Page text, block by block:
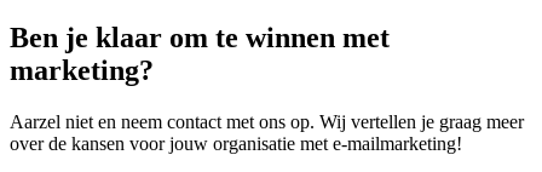
Ben je klaar om te winnen met
marketing?
Aarzel niet en neem contact met ons op. Wij vertellen je graag meer
over de kansen voor jouw organisatie met e-mailmarketing!